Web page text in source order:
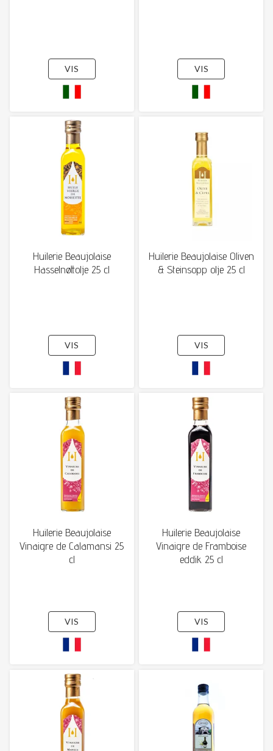
VIS VIS
Huilerie Beaujolaise
Hasselnøttolje 25 cl
VIS
Huilerie Beaujolaise Oliven
& Steinsopp olje 25 cl
VIS
Huilerie Beaujolaise
Vinaigre de Calamansi 25
cl
VIS
Huilerie Beaujolaise
Vinaigre de Framboise
eddik 25 cl
VIS